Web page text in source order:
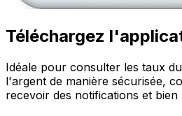
Téléchargez
Idéale pour consulter les taux
l'argent de manière sécurisée,
recevoir des notifications et